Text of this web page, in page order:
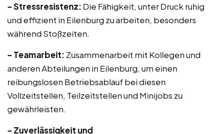
– Stressresistenz: Die Fähigkeit, unter Druck ruhig
und effizient in Eilenburg zu arbeiten, besonders
während Stoßzeiten.
– Teamarbeit: Zusammenarbeit mit Kollegen und
anderen Abteilungen in Eilenburg, um einen
reibungslosen Betriebsablauf bei diesen
Vollzeitstellen, Teilzeitstellen und Minijobs zu
gewährleisten.
– Zuverlässigkeit und